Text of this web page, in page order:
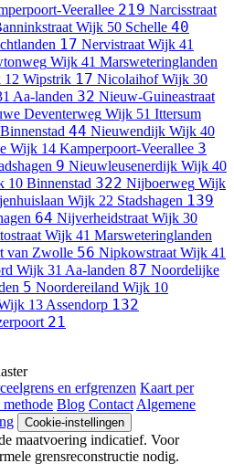
Veerallee 219 Narcisstraat
Wijk 50 Schelle 40
17 Nervistraat Wijk 41
Wijk 41 Marsweteringlanden
12 Wipstrik 17 Nicolaihof Wijk 30
Aa-landen 32 Nieuw-Guineastraat
Deventerweg Wijk 51 Ittersum
44 Nieuwendijk Wijk 40
Wijk 14 Kamperpoort-Veerallee 3
9 Nieuwleusenerdijk Wijk 40
10 Binnenstad 322 Nijboerweg Wijk
Wijk 22 Stadshagen 139
64 Nijverheidstraat Wijk 30
Wijk 41 Marsweteringlanden
van Zwolle 56 Nipkowstraat Wijk 41
Wijk 31 Aa-landen 87 Noordelijke
5 Noordereiland Wijk 10
13 Assendorp 132
21
en erfgrenzen Kaart per
Blog ContactAlgemene
Cookie-instellingen
maatvoering indicatief. Voor
grensreconstructie nodig.